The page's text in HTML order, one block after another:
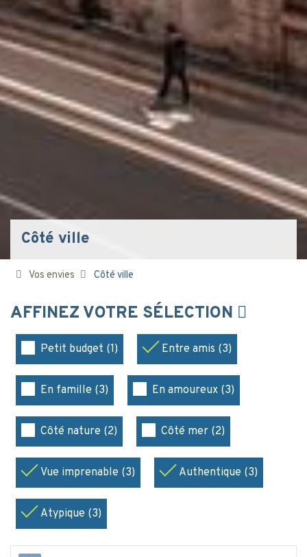
Côté ville
Vos envies Côté ville
AFFINEZ VOTRE SÉLECTION
Petit budget (1) Entre amis (3)
En famille (3) En amoureux (3)
Côté nature (2) Côté mer (2)
Vue imprenable (3) Authentique (3)
Atypique (3)